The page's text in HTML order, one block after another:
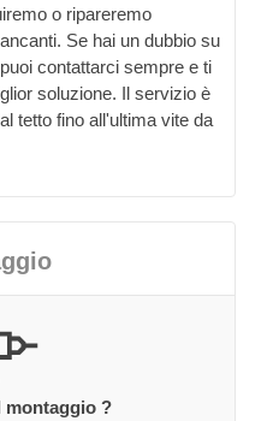
o ripareremo
Se hai un dubbio su
contattarci sempre e ti
soluzione. Il servizio è
tetto fino all'ultima vite da
montaggio ?